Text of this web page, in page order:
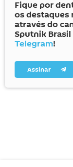
Fique por
os destaques
através do
Sputnik
Telegram!
Assinar